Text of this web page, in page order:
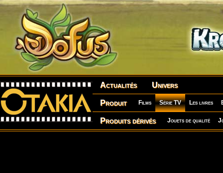
Actualités Univers
Produit Films Série TV Les livres
Produits dérivés Jouets de qualité